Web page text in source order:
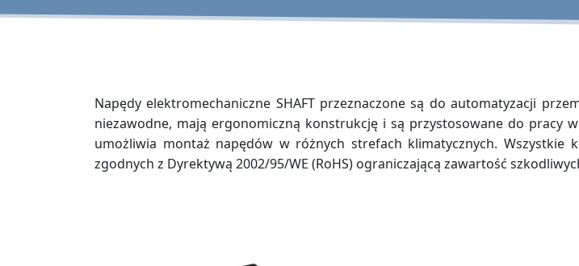
Napędy elektromechaniczne SHAFT przeznaczone są do automatyzacji
niezawodne, mają ergonomiczną konstrukcję i są przystosowane do pracy
umożliwia montaż napędów w różnych strefach klimatycznych. Wszystkie
zgodnych z Dyrektywą 2002/95/WE (RoHS) ograniczającą zawartość